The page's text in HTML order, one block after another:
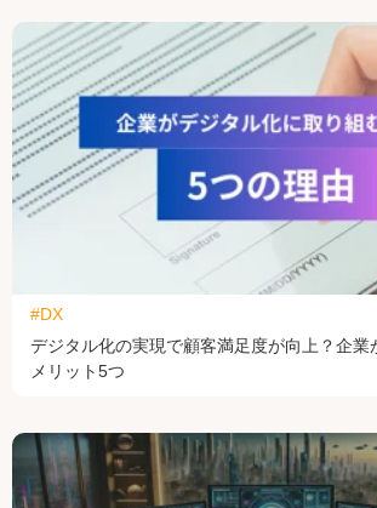
デジタル化の実現で顧客満足度が向上？企業
メリット5つ
#DX